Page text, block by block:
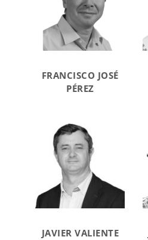
FRANCISCO JOSÉ
PÉREZ
JAVIER VALIENTE